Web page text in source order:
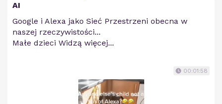
AI
Google i Alexa jako Sieć Przestrzeni obecna w
naszej rzeczywistości...
Małe dzieci Widzą więcej...
00:01:58